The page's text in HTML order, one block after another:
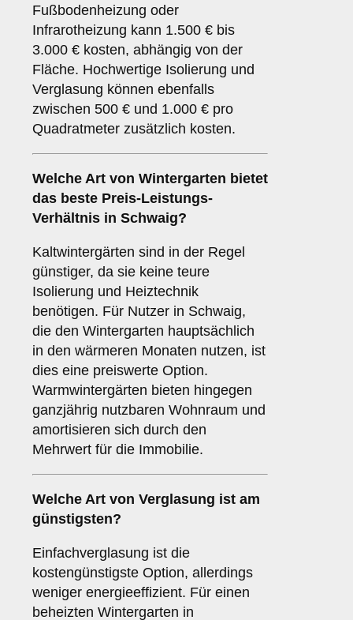
Fußbodenheizung oder
Infrarotheizung kann 1.500 € bis
3.000 € kosten, abhängig von der
Fläche. Hochwertige Isolierung und
Verglasung können ebenfalls
zwischen 500 € und 1.000 € pro
Quadratmeter zusätzlich kosten.
Welche Art von Wintergarten bietet
das beste Preis-Leistungs-
Verhältnis in Schwaig?
Kaltwintergärten sind in der Regel
günstiger, da sie keine teure
Isolierung und Heiztechnik
benötigen. Für Nutzer in Schwaig,
die den Wintergarten hauptsächlich
in den wärmeren Monaten nutzen, ist
dies eine preiswerte Option.
Warmwintergärten bieten hingegen
ganzjährig nutzbaren Wohnraum und
amortisieren sich durch den
Mehrwert für die Immobilie.
Welche Art von Verglasung ist am
günstigsten?
Einfachverglasung ist die
kostengünstigste Option, allerdings
weniger energieeffizient. Für einen
beheizten Wintergarten in